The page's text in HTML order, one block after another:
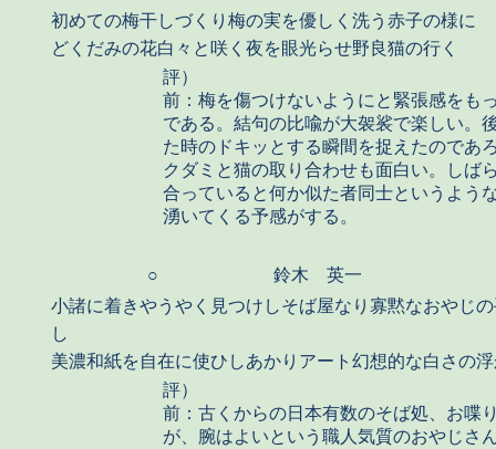
初めての梅干しづくり梅の実を優しく洗う赤子の様に
どくだみの花白々と咲く夜を眼光らせ野良猫の行く
評）
前：梅を傷つけないようにと緊張感をも
である。結句の比喩が大袈裟で楽しい。
た時のドキッとする瞬間を捉えたのであ
クダミと猫の取り合わせも面白い。しば
合っていると何か似た者同士というよう
湧いてくる予感がする。
○
鈴木 英一
小諸に着きやうやく見つけしそば屋なり寡黙なおやじ
し
美濃和紙を自在に使ひしあかりアート幻想的な白さの
評）
前：古くからの日本有数のそば処、お喋
が、腕はよいという職人気質のおやじさ